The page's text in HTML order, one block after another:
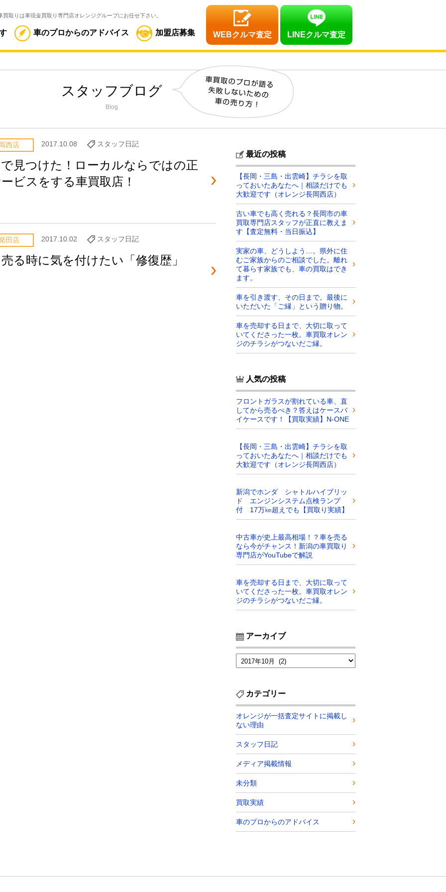
買取りは車現金買取り専門店オレンジグループにお任せ下さい。
車のプロからのアドバイス 加盟店募集 WEBクルマ査定 LINEクルマ査定
スタッフブログ
Blog
西店 2017.10.08 スタッフ日記
見つけた！ローカルならではの正
ビスをする車買取店！
田店 2017.10.02 スタッフ日記
る時に気を付けたい「修復歴」
最近の投稿
【長岡・三島・出雲崎】チラシを取
っておいたあなたへ｜相談だけでも
大歓迎です（オレンジ長岡西店）
古い車でも高く売れる？長岡市の車
買取専門店スタッフが正直に教えま
す【査定無料・当日振込】
実家の車、どうしよう…。県外に住
むご家族からのご相談でした。離れ
て暮らす家族でも、車の買取はでき
ます。
車を引き渡す、その日まで。最後に
いただいた「ご縁」という贈り物。
車を売却する日まで、大切に取って
いてくださった一枚。車買取オレン
ジのチラシがつないだご縁。
人気の投稿
フロントガラスが割れている車、直
してから売るべき？答えはケースバ
イケースです！【買取実績】N-ONE
【長岡・三島・出雲崎】チラシを取
っておいたあなたへ｜相談だけでも
大歓迎です（オレンジ長岡西店）
新潟でホンダ シャトルハイブリッ
ド エンジンシステム点検ランプ
付 17万㎞超えでも【買取り実績】
中古車が史上最高相場！？車を売る
なら今がチャンス！新潟の車買取り
専門店がYouTubeで解説
車を売却する日まで、大切に取って
いてくださった一枚。車買取オレン
ジのチラシがつないだご縁。
アーカイブ
カテゴリー
オレンジが一括査定サイトに掲載し
ない理由
スタッフ日記
メディア掲載情報
未分類
買取実績
車のプロからのアドバイス